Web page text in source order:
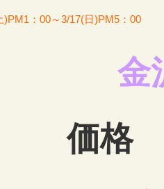
：00～3/17(日)PM5：00
金
価格